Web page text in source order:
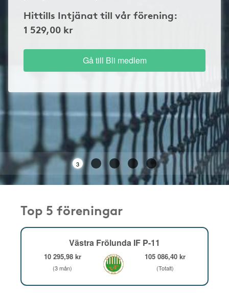
Hittills Intjänat till vår förening:
1 529,00 kr
Gå till Bli medlem
3
Top 5 föreningar
Västra Frölunda IF P-11
10 295,98 kr
(3 mån)
105 086,40 kr
(Totalt)